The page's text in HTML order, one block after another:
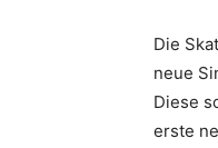
Die
neue
Diese
erste